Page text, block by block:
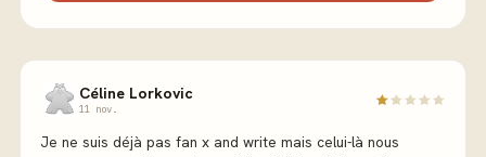
Céline Lorkovic
11 nov.
Je ne suis déjà pas fan x and write mais celui-là nous